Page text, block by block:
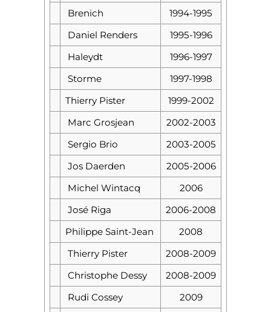
Brenich
1994-1995
Daniel Renders
1995-1996
Haleydt
1996-1997
Storme
1997-1998
Thierry Pister
1999-2002
Marc Grosjean
2002-2003
Sergio Brio
2003-2005
Jos Daerden
2005-2006
Michel Wintacq
2006
José Riga
2006-2008
Philippe Saint-Jean
2008
Thierry Pister
2008-2009
Christophe Dessy
2008-2009
Rudi Cossey
2009